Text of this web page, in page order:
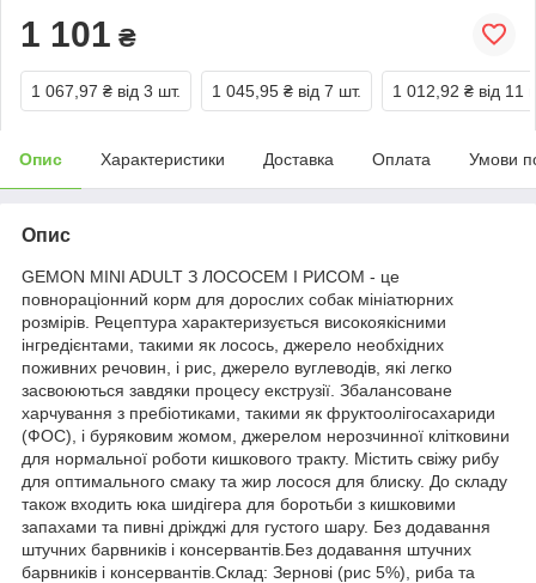
1 101 ₴
1 067,97 ₴ від 3 шт. 1 045,95 ₴ від 7 шт. 1 012,92 ₴ від 11
Опис Характеристики Доставка Оплата Умови
Опис
GEMON MINI ADULT З ЛОСОСЕМ І РИСОМ - це
повнораціонний корм для дорослих собак мініатюрних
розмірів. Рецептура характеризується високоякісними
інгредієнтами, такими як лосось, джерело необхідних
поживних речовин, і рис, джерело вуглеводів, які легко
засвоюються завдяки процесу екструзії. Збалансоване
харчування з пребіотиками, такими як фруктоолігосахариди
(ФОС), і буряковим жомом, джерелом нерозчинної клітковини
для нормальної роботи кишкового тракту. Містить свіжу рибу
для оптимального смаку та жир лосося для блиску. До складу
також входить юка шидігера для боротьби з кишковими
запахами та пивні дріжджі для густого шару. Без додавання
штучних барвників і консервантів.Без додавання штучних
барвників і консервантів.Склад: Зернові (рис 5%), риба та